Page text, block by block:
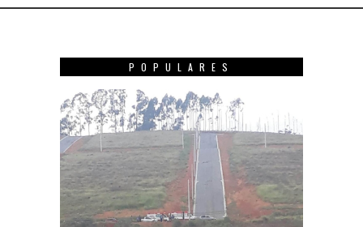
POPULARES